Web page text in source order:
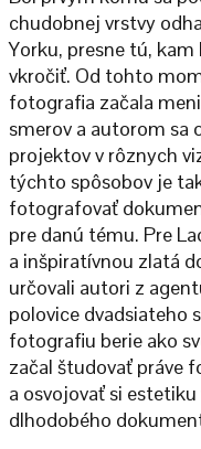
chudobnej vrstvy
Yorku, presne tú,
vkročiť. Od tohto
fotografia začala
smerov a autorom sa
projektov v rôznych
týchto spôsobov je
fotografovať
pre danú tému. Pre
a inšpiratívnou zlatá
určovali autori z
polovice dvadsiateho
fotografiu berie ako
začal študovať práve
a osvojovať si
dlhodobého